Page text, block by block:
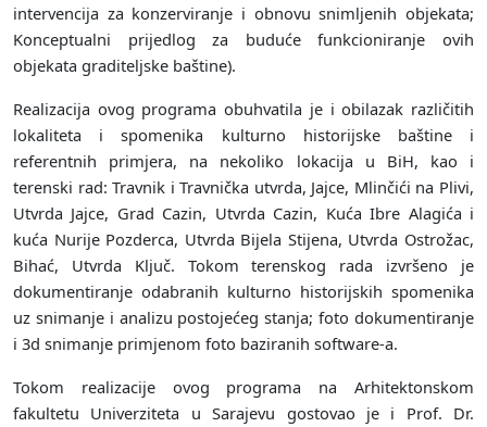
intervencija za konzerviranje i obnovu snimljenih objekata;
Konceptualni prijedlog za buduće funkcioniranje ovih
objekata graditeljske baštine).
Realizacija ovog programa obuhvatila je i obilazak različitih
lokaliteta i spomenika kulturno historijske baštine i
referentnih primjera, na nekoliko lokacija u BiH, kao i
terenski rad: Travnik i Travnička utvrda, Jajce, Mlinčići na Plivi,
Utvrda Jajce, Grad Cazin, Utvrda Cazin, Kuća Ibre Alagića i
kuća Nurije Pozderca, Utvrda Bijela Stijena, Utvrda Ostrožac,
Bihać, Utvrda Ključ. Tokom terenskog rada izvršeno je
dokumentiranje odabranih kulturno historijskih spomenika
uz snimanje i analizu postojećeg stanja; foto dokumentiranje
i 3d snimanje primjenom foto baziranih software-a.
Tokom realizacije ovog programa na Arhitektonskom
fakultetu Univerziteta u Sarajevu gostovao je i Prof. Dr.